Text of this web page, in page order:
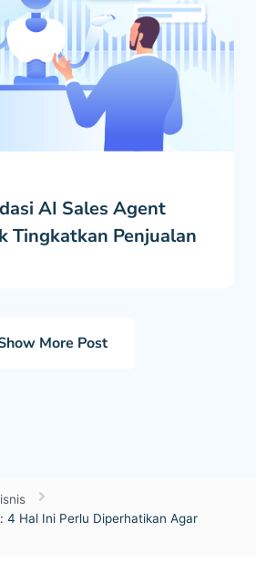
AI Sales Agent
Tingkatkan Penjualan
More Post
4 Hal Ini Perlu Diperhatikan Agar